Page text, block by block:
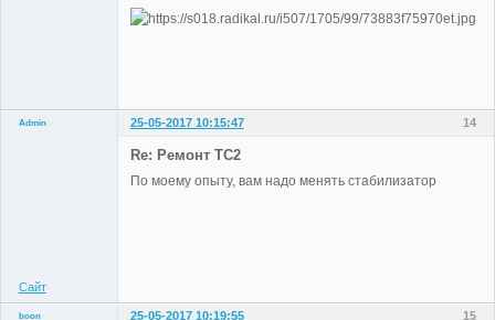
14
Admin 25-05-2017 10:15:47
Re: Ремонт TC2
По моему опыту, вам надо менять стабилизатор
Сайт
15
boon
25-05-2017 10:19:55